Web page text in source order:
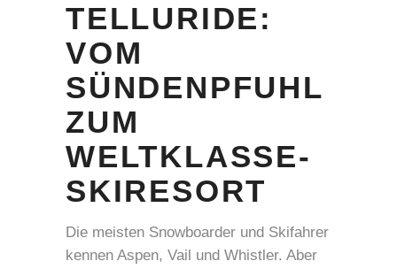
TELLURIDE:
VOM
SÜNDENPFUHL
ZUM
WELTKLASSE-
SKIRESORT
Die meisten Snowboarder und Skifahrer
kennen Aspen, Vail und Whistler. Aber